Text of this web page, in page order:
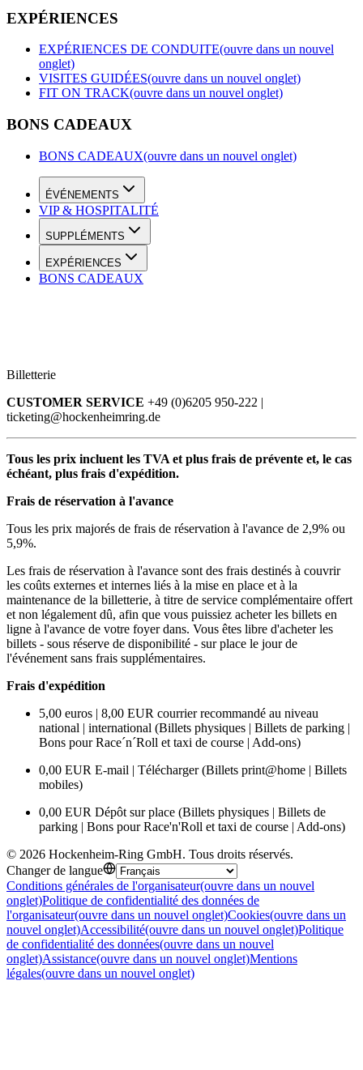
EXPÉRIENCES
EXPÉRIENCES DE CONDUITE(ouvre dans un nouvel
onglet)
VISITES GUIDÉES(ouvre dans un nouvel onglet)
FIT ON TRACK(ouvre dans un nouvel onglet)
BONS CADEAUX
BONS CADEAUX(ouvre dans un nouvel onglet)
ÉVÉNEMENTS
VIP & HOSPITALITÉ
SUPPLÉMENTS
EXPÉRIENCES
BONS CADEAUX
Billetterie
CUSTOMER SERVICE +49 (0)6205 950-222 |
ticketing@hockenheimring.de
Tous les prix incluent les TVA et plus frais de prévente et, le cas
échéant, plus frais d'expédition.
Frais de réservation à l'avance
Tous les prix majorés de frais de réservation à l'avance de 2,9% ou
5,9%.
Les frais de réservation à l'avance sont des frais destinés à couvrir
les coûts externes et internes liés à la mise en place et à la
maintenance de la billetterie, à titre de service complémentaire offert
et non légalement dû, afin que vous puissiez acheter les billets en
ligne à l'avance de votre foyer dans. Vous êtes libre d'acheter les
billets - sous réserve de disponibilité - sur place le jour de
l'événement sans frais supplémentaires.
Frais d'expédition
5,00 euros | 8,00 EUR courrier recommandé au niveau
national | international (Billets physiques | Billets de parking |
Bons pour Race´n´Roll et taxi de course | Add-ons)
0,00 EUR E-mail | Télécharger (Billets print@home | Billets
mobiles)
0,00 EUR Dépôt sur place (Billets physiques | Billets de
parking | Bons pour Race'n'Roll et taxi de course | Add-ons)
© 2026 Hockenheim-Ring GmbH. Tous droits réservés.
Changer de langue
Conditions générales de l'organisateur(ouvre dans un nouvel
onglet)Politique de confidentialité des données de
l'organisateur(ouvre dans un nouvel onglet)Cookies(ouvre dans un
nouvel onglet)Accessibilité(ouvre dans un nouvel onglet)Politique
de confidentialité des données(ouvre dans un nouvel
onglet)Assistance(ouvre dans un nouvel onglet)Mentions
légales(ouvre dans un nouvel onglet)